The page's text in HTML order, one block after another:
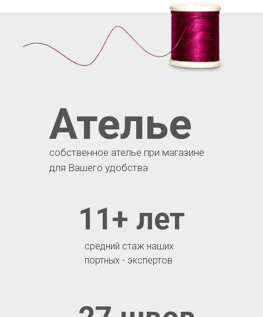
средний стаж наших
портных - экспертов
11+ лет
Ателье
собственное ателье при магазине
для Вашего удобства